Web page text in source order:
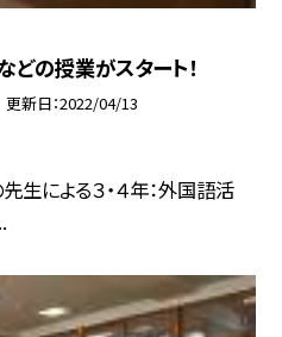
どの授業がスタート！
更新日 2022/04/13
生による３・４年：外国語活